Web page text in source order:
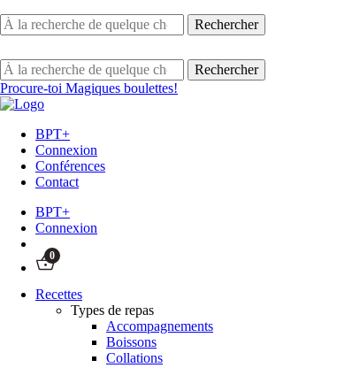
Procure-toi Magiques boulettes!
BPT+
Connexion
Conférences
Contact
BPT+
Connexion
0
Recettes
Types de repas
Accompagnements
Boissons
Collations